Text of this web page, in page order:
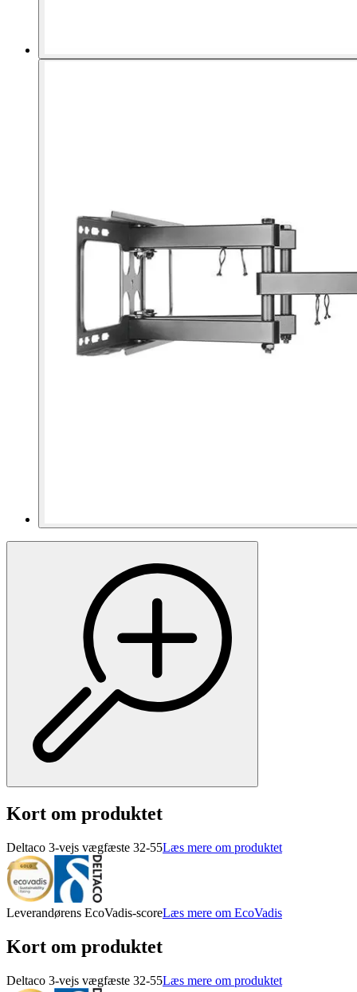
Kort om produktet
Deltaco 3-vejs vægfæste 32-55Læs mere om produktet
Leverandørens EcoVadis-scoreLæs mere om EcoVadis
Kort om produktet
Deltaco 3-vejs vægfæste 32-55Læs mere om produktet